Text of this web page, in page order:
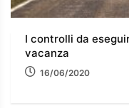
I controlli da
vacanza
16/06/2020